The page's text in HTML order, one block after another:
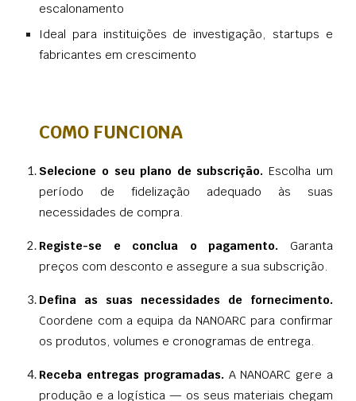
escalonamento
Ideal para instituições de investigação, startups e
fabricantes em crescimento
COMO FUNCIONA
Selecione o seu plano de subscrição. Escolha um
período de fidelização adequado às suas
necessidades de compra.
Registe-se e conclua o pagamento. Garanta
preços com desconto e assegure a sua subscrição.
Defina as suas necessidades de fornecimento.
Coordene com a equipa da NANOARC para confirmar
os produtos, volumes e cronogramas de entrega.
Receba entregas programadas. A NANOARC gere a
produção e a logística — os seus materiais chegam